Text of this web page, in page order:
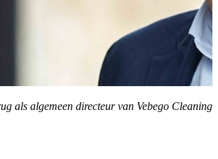
als algemeen directeur van Vebego Cleaning